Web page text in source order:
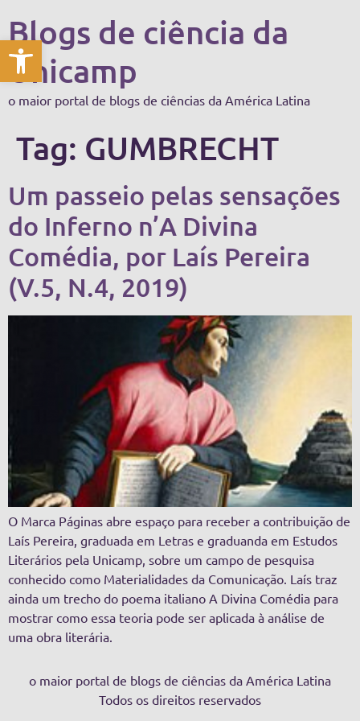
Abrir a barra de ferramentas
Blogs de ciência da
Unicamp
o maior portal de blogs de ciências da América Latina
Tag: GUMBRECHT
Um passeio pelas sensações
do Inferno n’A Divina
Comédia, por Laís Pereira
(V.5, N.4, 2019)
O Marca Páginas abre espaço para receber a contribuição de
Laís Pereira, graduada em Letras e graduanda em Estudos
Literários pela Unicamp, sobre um campo de pesquisa
conhecido como Materialidades da Comunicação. Laís traz
ainda um trecho do poema italiano A Divina Comédia para
mostrar como essa teoria pode ser aplicada à análise de
uma obra literária.
o maior portal de blogs de ciências da América Latina
Todos os direitos reservados